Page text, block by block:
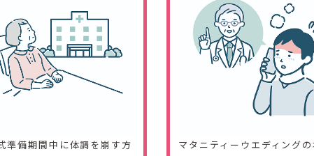
準備期間中に体調を崩す方 マタニティーウエディングの